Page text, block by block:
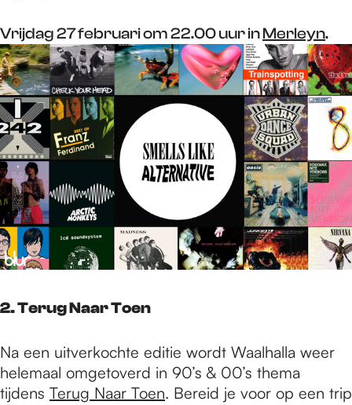
Vrijdag 27 februari om 22.00 uur inMerleyn.
2. Terug Naar Toen
Na een uitverkochte editie wordt Waalhalla weer
helemaal omgetoverd in 90’s & 00’s thema
tijdens Terug Naar Toen. Bereid je voor op een trip